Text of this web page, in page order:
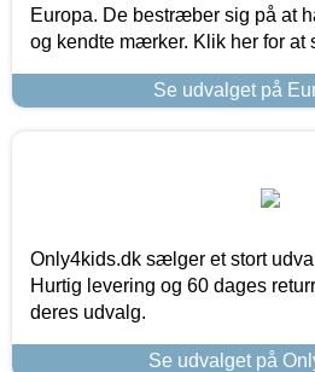
Europa. De bestræber sig på at
og kendte mærker. Klik her for at
Se udvalget på
Only4kids.dk sælger et stort
Hurtig levering og 60 dages
deres udvalg.
Se udvalget på